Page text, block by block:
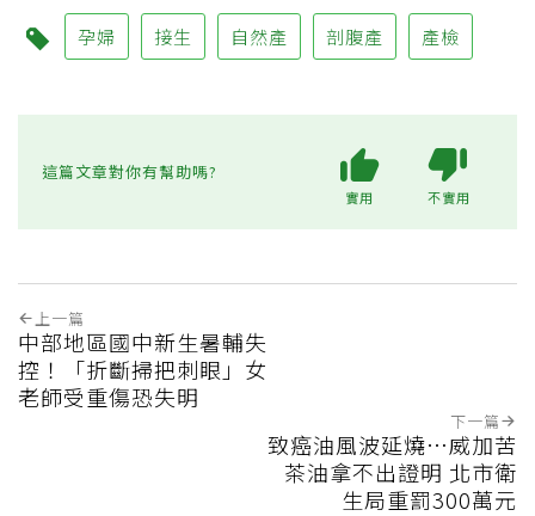
孕婦 接生 自然產 剖腹產 產檢
這篇文章對你有幫助嗎?
實用 不實用
上一篇
中部地區國中新生暑輔失
控！「折斷掃把刺眼」女
老師受重傷恐失明
下一篇
致癌油風波延燒…威加苦
茶油拿不出證明 北市衛
生局重罰300萬元